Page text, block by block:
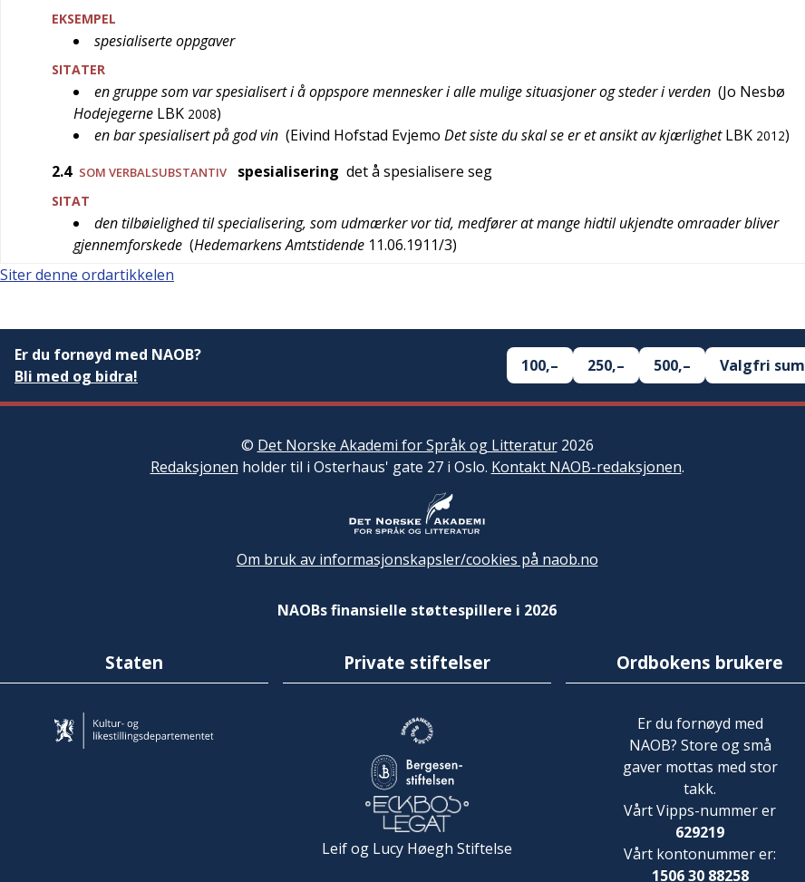
EKSEMPEL
spesialiserte oppgaver
SITATER
en gruppe som var spesialisert i å oppspore mennesker i alle mulige situasjoner og steder i verden (Jo Nesbø
Hodejegerne LBK 2008)
en bar spesialisert på god vin (Eivind Hofstad Evjemo Det siste du skal se er et ansikt av kjærlighet LBK 2012)
2.4 SOM VERBALSUBSTANTIV spesialisering det å spesialisere seg
SITAT
den tilbøielighed til specialisering, som udmærker vor tid, medfører at mange hidtil ukjendte omraader bliver
gjennemforskede (Hedemarkens Amtstidende 11.06.1911/3)
Siter denne ordartikkelen
Er du fornøyd med NAOB?
Bli med og bidra!
100,– 250,– 500,– Valgfri sum
© Det Norske Akademi for Språk og Litteratur2026
Redaksjonen holder til i Osterhaus' gate 27 i Oslo. Kontakt NAOB-redaksjonen.
Om bruk av informasjonskapsler/cookies på naob.no
NAOBs finansielle støttespillere i 2026
Staten Private stiftelser
Leif og Lucy Høegh Stiftelse
Ordbokens brukere
Er du fornøyd med
NAOB? Store og små
gaver mottas med stor
takk.
Vårt Vipps-nummer er
629219
Vårt kontonummer er:
1506 30 88258